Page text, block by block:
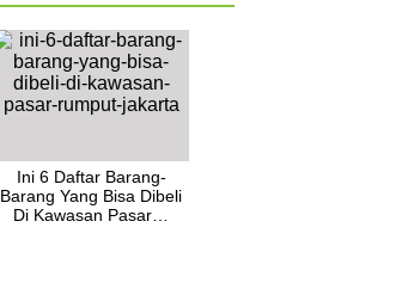
Ini 6 Daftar Barang-
Barang Yang Bisa Dibeli
Di Kawasan Pasar…